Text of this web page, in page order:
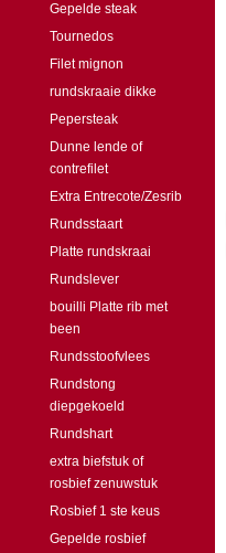
Gepelde steak
Tournedos
Filet mignon
rundskraaie dikke
Pepersteak
Dunne lende of
contrefilet
Extra Entrecote/Zesrib
Rundsstaart
Platte rundskraai
Rundslever
bouilli Platte rib met
been
Rundsstoofvlees
Rundstong
diepgekoeld
Rundshart
extra biefstuk of
rosbief zenuwstuk
Rosbief 1 ste keus
Gepelde rosbief